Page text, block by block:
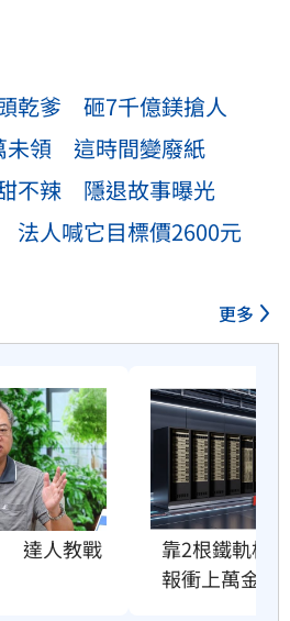
乾爹 砸7千億鎂搶人
未領 這時間變廢紙
不辣 隱退故事曝光
人喊它目標價2600元
更多
達人教戰
靠2根鐵軌橫
報衝上萬金股